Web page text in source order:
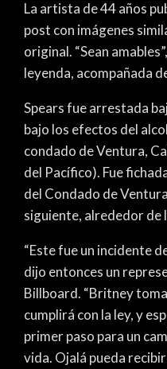
La artista de 44 años
post con imágenes
original. “Sean
leyenda, acompañada
Spears fue arrestada
bajo los efectos del
condado de Ventura,
del Pacífico). Fue
del Condado de
siguiente, alrededor de
“Este fue un incidente
dijo entonces un
Billboard. “Britney
cumplirá con la ley, y
primer paso para un
vida. Ojalá pueda